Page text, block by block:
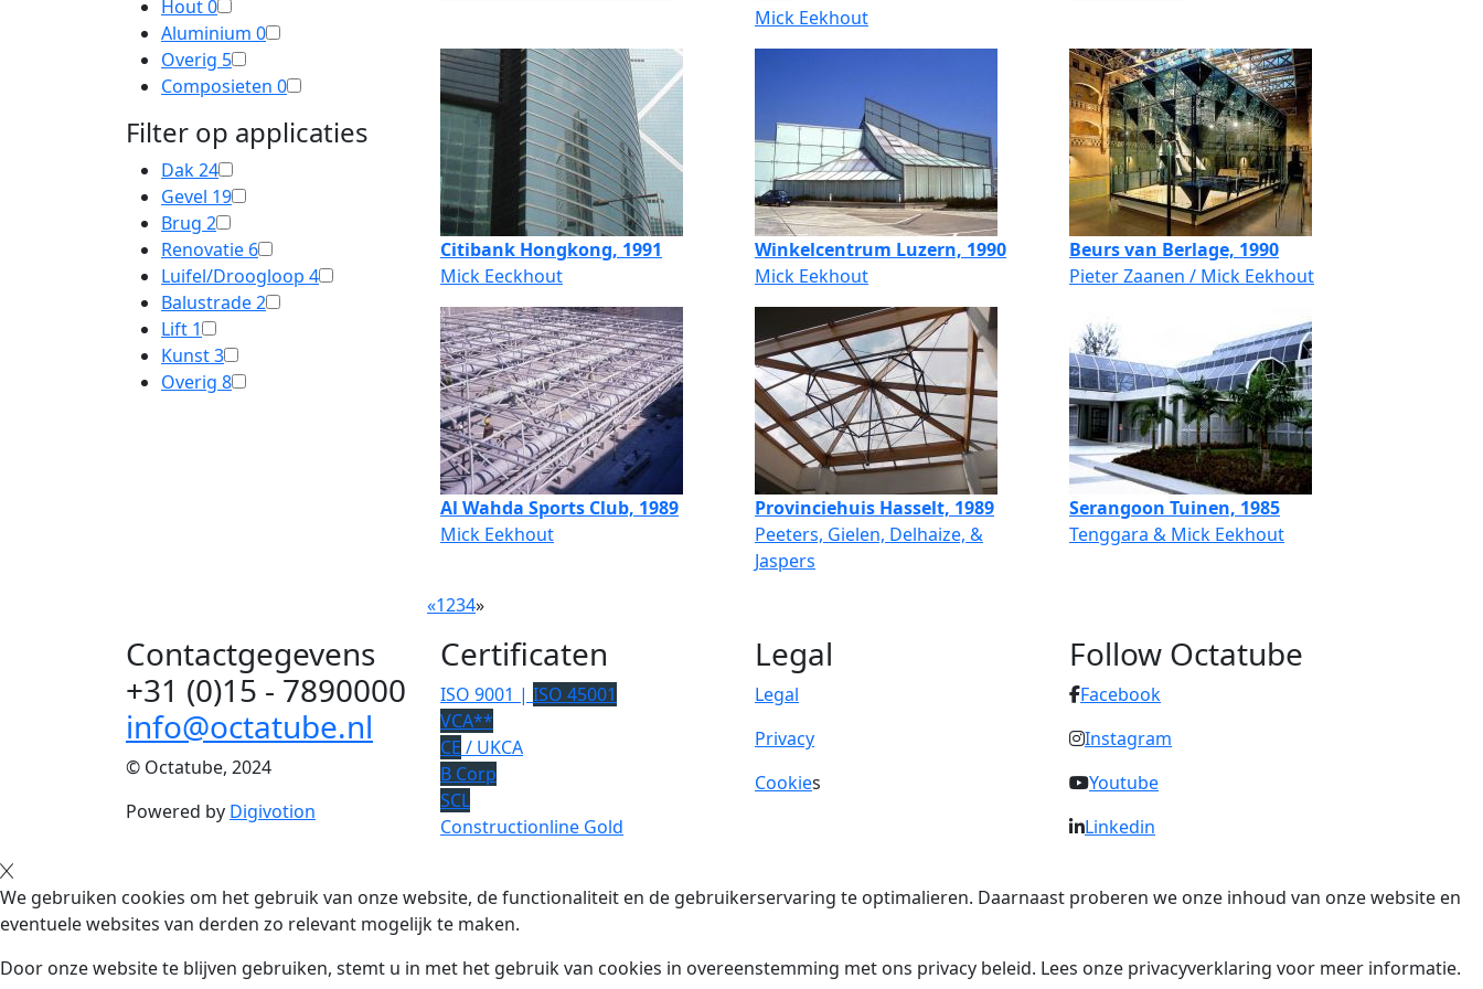
Hout0
Aluminium 0
Overig 5
Composieten 0
Filter op applicaties
Dak24
Gevel 19
Brug 2
Renovatie 6
Luifel/Droogloop 4
Balustrade2
Lift 1
Kunst3
Overig 8
Mick Eekhout
Citibank Hongkong, 1991
Mick Eeckhout
Winkelcentrum Luzern, 1990
Mick Eekhout
Beurs van Berlage, 1990
Pieter Zaanen / Mick Eekhout
Al Wahda Sports Club, 1989
Mick Eekhout
Provinciehuis Hasselt, 1989
Peeters, Gielen, Delhaize, &
Jaspers
Serangoon Tuinen, 1985
Tenggara & Mick Eekhout
«1234»
Contactgegevens
+31 (0)15 - 7890000
info@octatube.nl
© Octatube, 2024
Powered by Digivotion
Certificaten
ISO 9001 | ISO 45001
VCA**
CE / UKCA
B Corp
SCL
Constructionline Gold
Legal
Legal
Privacy
Cookies
Follow Octatube
Facebook
Instagram
Youtube
Linkedin
We gebruiken cookies om het gebruik van onze website, de functionaliteit en de gebruikerservaring te optimalieren. Daarnaast proberen we onze inhoud van onze website en
eventuele websites van derden zo relevant mogelijk te maken.
Door onze website te blijven gebruiken, stemt u in met het gebruik van cookies in overeenstemming met ons privacy beleid. Lees onze privacyverklaring voor meer informatie.